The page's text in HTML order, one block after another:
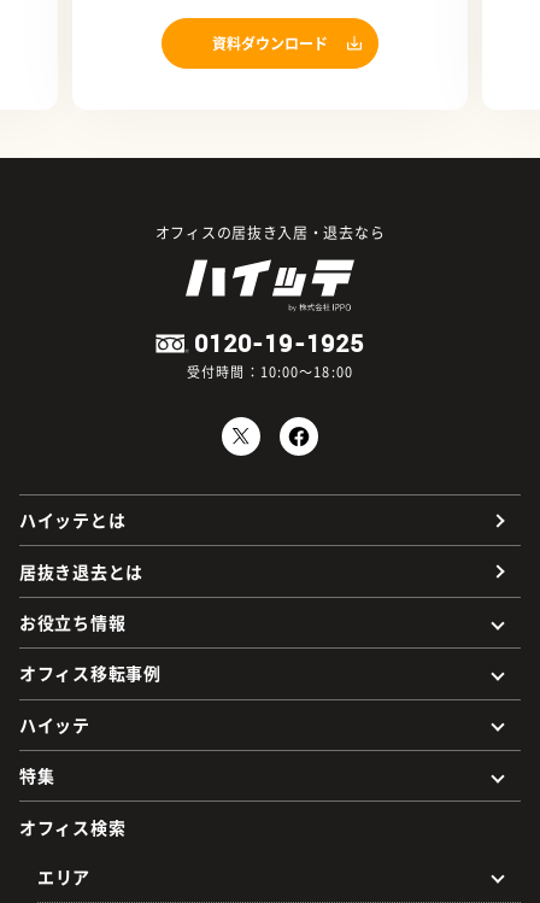
資料ダウンロード
オフィスの居抜き入居・退去なら
0120-19-1925
受付時間：10:00～18:00
ハイッテとは
居抜き退去とは
お役立ち情報
オフィス移転事例
ハイッテ
特集
オフィス検索
エリア